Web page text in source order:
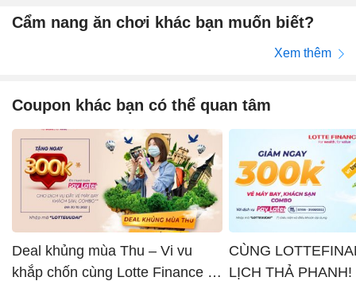
Cẩm nang ăn chơi khác bạn muốn biết?
Xem thêm
Coupon khác bạn có thể quan tâm
Deal khủng mùa Thu – Vi vu
khắp chốn cùng Lotte Finance x
CÙNG
LỊCH THẢ PHANH!